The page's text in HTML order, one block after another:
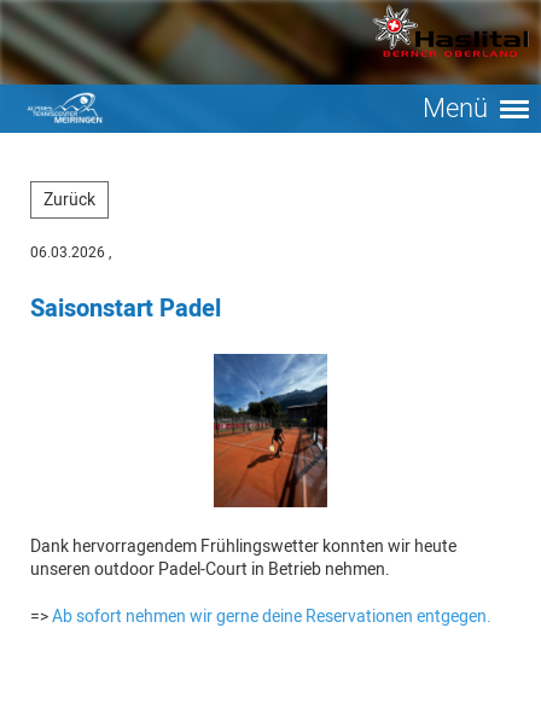
Menü
Zurück
06.03.2026,
Saisonstart Padel
Dank hervorragendem Frühlingswetter konnten wir heute
unseren outdoor Padel-Court in Betrieb nehmen.
=>Ab sofort nehmen wir gerne deine Reservationen entgegen.